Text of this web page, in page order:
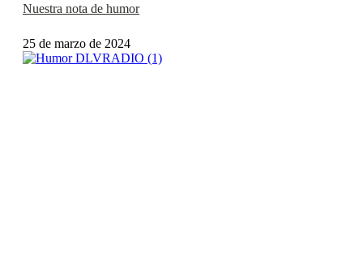
Nuestra nota de humor
25 de marzo de 2024